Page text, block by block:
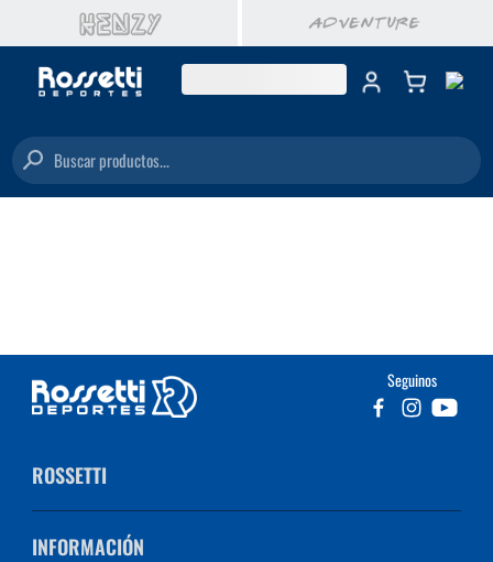
Buscar productos...
Seguinos
ROSSETTI
INFORMACIÓN